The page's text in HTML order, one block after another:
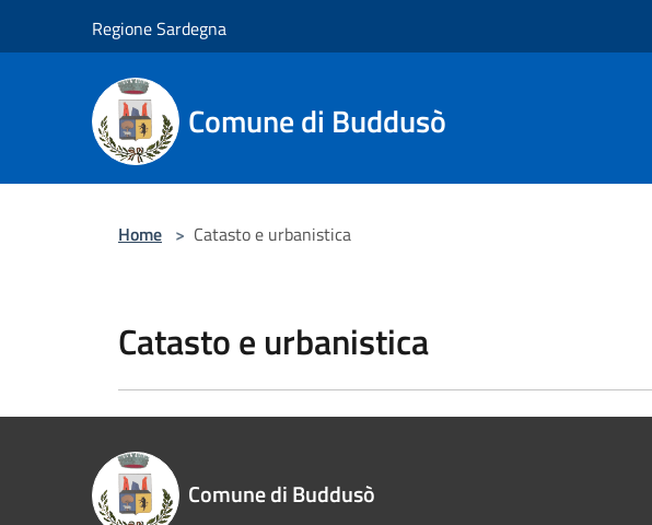
Regione Sardegna
Comune di Buddusò
Home > Catasto e urbanistica
Catasto e urbanistica
Comune di Buddusò